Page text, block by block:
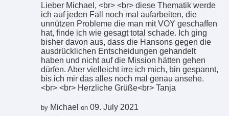
Lieber Michael, <br> <br> diese Thematik werde
ich auf jeden Fall noch mal aufarbeiten, die
unnützen Probleme die man mit VOY geschaffen
hat, finde ich wie gesagt total schade. Ich ging
bisher davon aus, dass die Hansons gegen die
ausdrücklichen Entscheidungen gehandelt
haben und nicht auf die Mission hätten gehen
dürfen. Aber vielleicht irre ich mich, bin gespannt,
bis ich mir das alles noch mal genau ansehe.
<br> <br> Herzliche Grüße<br> Tanja
by Michael on 09. July 2021